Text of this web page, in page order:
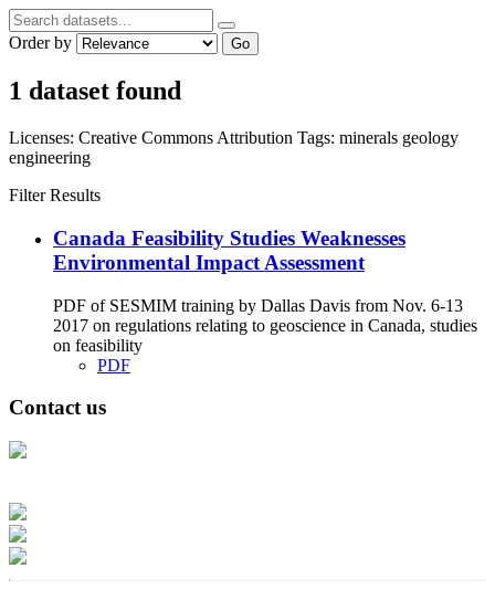
Order by Go
1 dataset found
Licenses: Creative Commons Attribution Tags: minerals geology
engineering
Filter Results
Canada Feasibility Studies Weaknesses
Environmental Impact Assessment
PDF of SESMIM training by Dallas Davis from Nov. 6-13
2017 on regulations relating to geoscience in Canada, studies
on feasibility
PDF
Contact us